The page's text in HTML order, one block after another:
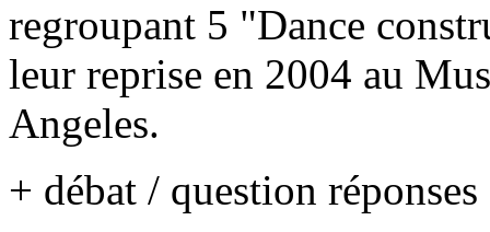
regroupant 5 "Dance
leur reprise en 2004 au
Angeles.
+ débat / question